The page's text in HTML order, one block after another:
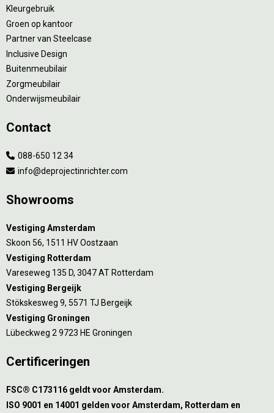
Kleurgebruik
Groen op kantoor
Partner van Steelcase
Inclusive Design
Buitenmeubilair
Zorgmeubilair
Onderwijsmeubilair
Contact
088-650 12 34
info@deprojectinrichter.com
Showrooms
Vestiging Amsterdam
Skoon 56, 1511 HV Oostzaan
Vestiging Rotterdam
Vareseweg 135 D, 3047 AT Rotterdam
Vestiging Bergeijk
Stökskesweg 9, 5571 TJ Bergeijk
Vestiging Groningen
Lübeckweg 2 9723 HE Groningen
Certificeringen
FSC® C173116 geldt voor Amsterdam.
ISO 9001 en 14001 gelden voor Amsterdam, Rotterdam en